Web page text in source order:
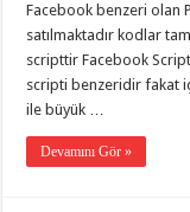
Facebook benzeri olan
satılmaktadır kodlar
scripttir Facebook
scripti benzeridir fakat
ile büyük …
Devamını Gör »